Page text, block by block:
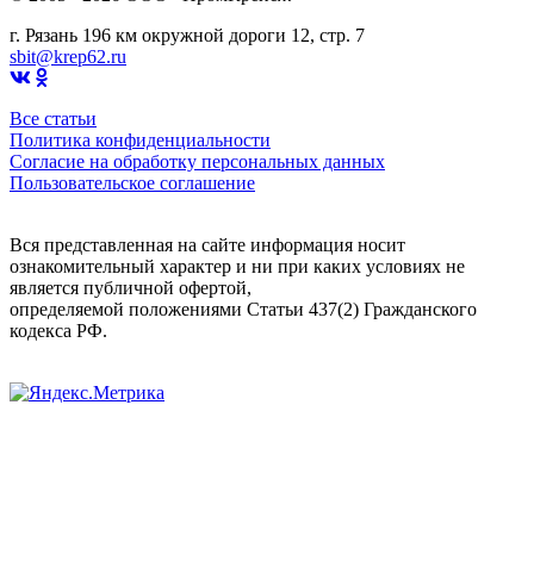
г. Рязань 196 км окружной дороги 12, стр. 7
sbit@krep62.ru
Все статьи
Политика конфиденциальности
Согласие на обработку персональных данных
Пользовательское соглашение
Вся представленная на сайте информация носит
ознакомительный характер и ни при каких условиях не
является публичной офертой,
определяемой положениями Статьи 437(2) Гражданского
кодекса РФ.